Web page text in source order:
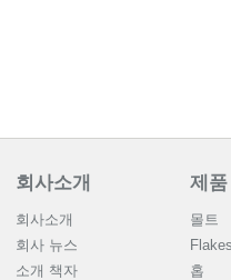
회사소개
회사소개
회사 뉴스
소개 책자
제품
몰트
Flakes
홉